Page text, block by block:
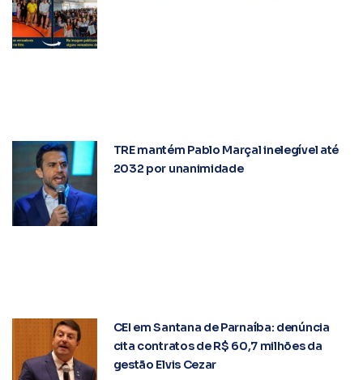
TRE mantém Pablo Marçal inelegível até
2032 por unanimidade
CEI em Santana de Parnaíba: denúncia
cita contratos de R$ 60,7 milhões da
gestão Elvis Cezar